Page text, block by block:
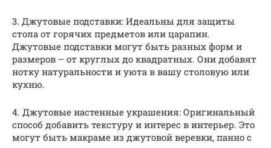
3. Джутовые подставки: Идеальны для защиты
стола от горячих предметов или царапин.
Джутовые подставки могут быть разных форм и
размеров – от круглых до квадратных. Они добавят
нотку натуральности и уюта в вашу столовую или
кухню.
4. Джутовые настенные украшения: Оригинальный
способ добавить текстуру и интерес в интерьер. Это
могут быть макраме из джутовой веревки, панно с